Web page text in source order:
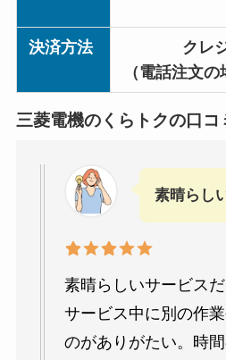
決済方法
クレ
（電話注文
三菱電機のくらトクの口コ
素晴らし
素晴らしいサービスだ
サービス中に別の作
のがありがたい。時